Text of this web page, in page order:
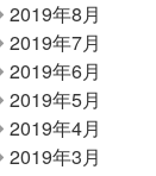
2019年8月
2019年7月
2019年6月
2019年5月
2019年4月
2019年3月